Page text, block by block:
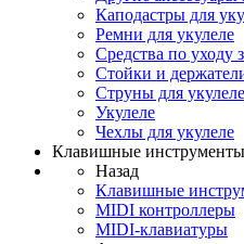
Каподастры для
Ремни для укулеле
Средства по уходу
Стойки и
Струны для укулеле
Укулеле
Чехлы для укулеле
Клавишные инструменты
Назад
Клавишные
MIDI контроллеры
MIDI-клавиатуры